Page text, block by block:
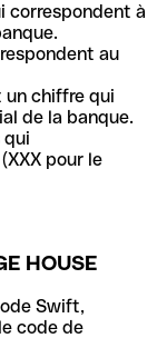
correspondent à
au
un chiffre qui
de la banque.
qui
pour le
HOUSE
Swift,
code de